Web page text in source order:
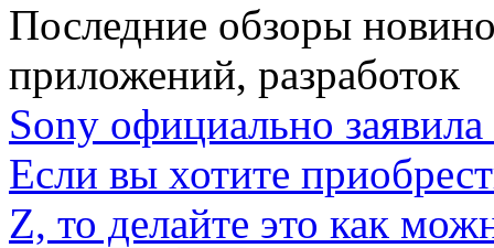
Последние обзоры
приложений, разработок
Sony официально
Если вы хотите
Z, то делайте это как